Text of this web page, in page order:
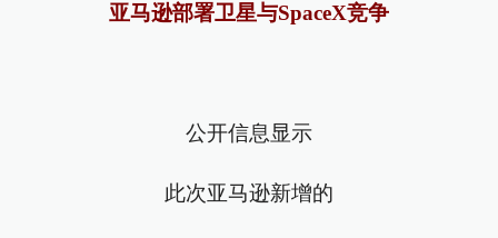
亚马逊部署卫星与SpaceX竞争
公开信息显示
此次亚马逊新增的